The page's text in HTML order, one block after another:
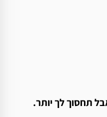
תחסוך לך יותר.